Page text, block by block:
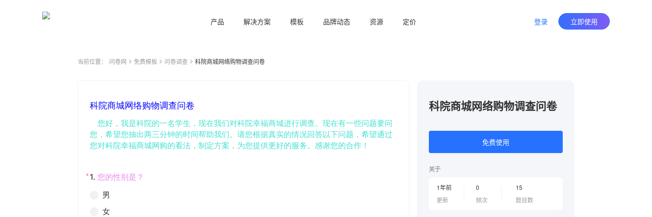
产品 解决方案 模板 品牌动态 资源 定价 登录 立即使用
当前位置： 问卷网 免费模板 问卷调查 科院商城网络购物调查问卷
科院商城网络购物调查问卷
免费使用
关于
1年前
更新
0
频次
15
题目数